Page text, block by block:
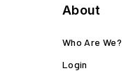
About
Who Are We?
Login